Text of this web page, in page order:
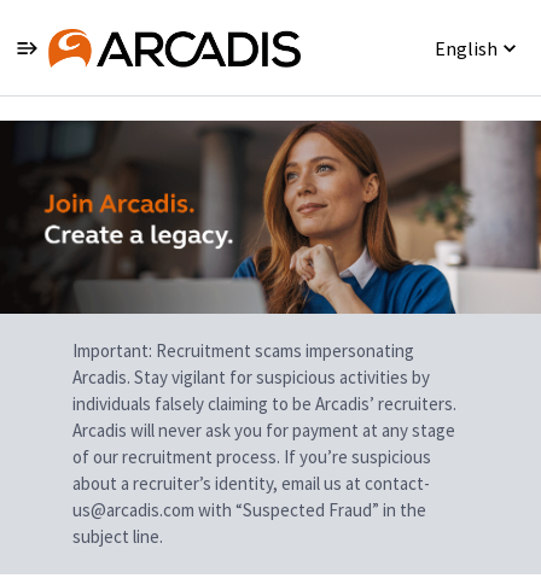
English
Single
Position
Important: Recruitment scams impersonating
Arcadis. Stay vigilant for suspicious activities by
individuals falsely claiming to be Arcadis’ recruiters.
Arcadis will never ask you for payment at any stage
of our recruitment process. If you’re suspicious
about a recruiter’s identity, email us at contact-
us@arcadis.com with “Suspected Fraud” in the
subject line.